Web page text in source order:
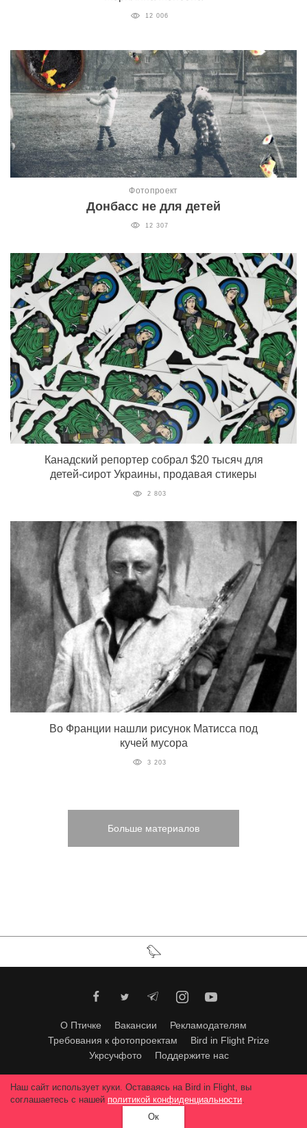
12 006
Фотопроект
Донбасс не для детей
12 307
Канадский репортер собрал $20 тысяч для
детей-сирот Украины, продавая стикеры
2 803
Во Франции нашли рисунок Матисса под
кучей мусора
3 203
Больше материалов
О Птичке Вакансии
Рекламодателям
Требования к фотопроектам
Bird in Flight Prize
Укрсучфото
Поддержите нас
Любое использование материалов допускается только с согласия
редакции.© 2026, Bird In Flight.
Все права защищены.
Наш сайт использует куки. Оставаясь на Bird in Flight, вы
соглашаетесь с нашей политикой конфиденциальности.
Ок